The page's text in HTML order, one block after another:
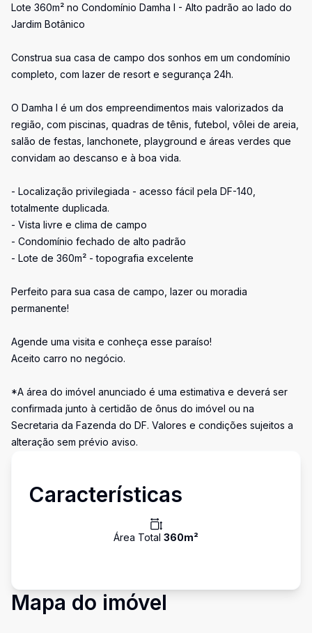
Lote 360m² no Condomínio Damha I - Alto padrão ao lado do
Jardim Botânico
Construa sua casa de campo dos sonhos em um condomínio
completo, com lazer de resort e segurança 24h.
O Damha I é um dos empreendimentos mais valorizados da
região, com piscinas, quadras de tênis, futebol, vôlei de areia,
salão de festas, lanchonete, playground e áreas verdes que
convidam ao descanso e à boa vida.
- Localização privilegiada - acesso fácil pela DF-140,
totalmente duplicada.
- Vista livre e clima de campo
- Condomínio fechado de alto padrão
- Lote de 360m² - topografia excelente
Perfeito para sua casa de campo, lazer ou moradia
permanente!
Agende uma visita e conheça esse paraíso!
Aceito carro no negócio.
*A área do imóvel anunciado é uma estimativa e deverá ser
confirmada junto à certidão de ônus do imóvel ou na
Secretaria da Fazenda do DF. Valores e condições sujeitos a
alteração sem prévio aviso.
Características
Área Total 360m²
Mapa do imóvel